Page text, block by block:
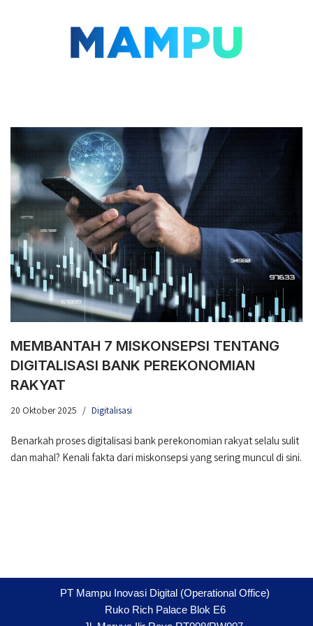
MEMBANTAH 7 MISKONSEPSI TENTANG
DIGITALISASI BANK PEREKONOMIAN
RAKYAT
20 Oktober 2025 Digitalisasi
Benarkah proses digitalisasi bank perekonomian rakyat selalu sulit
dan mahal? Kenali fakta dari miskonsepsi yang sering muncul di sini.
PT Mampu Inovasi Digital (Operational Office)
Ruko Rich Palace Blok E6